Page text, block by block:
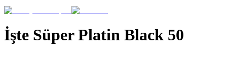
İşte Süper Platin Black 50